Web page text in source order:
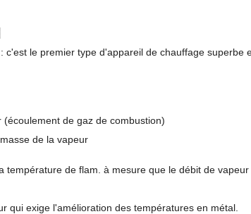
le premier type d'appareil de chauffage
de gaz de combustion)
de la vapeur
température de flam. à mesure que le débit de
qui exige l'amélioration des températures en métal.